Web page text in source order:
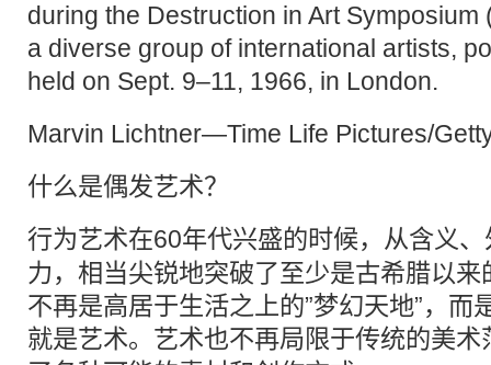
during the Destruction in Art Symposium
a diverse group of international artists,
held on Sept. 9–11, 1966, in London.
Marvin Lichtner—Time Life Pictures/
什么是偶发艺术？
行为艺术在60年代兴盛的时候，从含义
力，相当尖锐地突破了至少是古希腊以
不再是高居于生活之上的”梦幻天地”，而
就是艺术。艺术也不再局限于传统的美术